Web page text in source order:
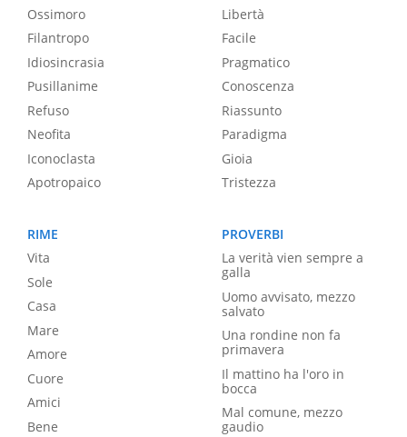
Ossimoro
Filantropo
Idiosincrasia
Pusillanime
Refuso
Neofita
Iconoclasta
Apotropaico
Libertà
Facile
Pragmatico
Conoscenza
Riassunto
Paradigma
Gioia
Tristezza
RIME
Vita
Sole
Casa
Mare
Amore
Cuore
Amici
Bene
PROVERBI
La verità vien sempre a
galla
Uomo avvisato, mezzo
salvato
Una rondine non fa
primavera
Il mattino ha l'oro in
bocca
Mal comune, mezzo
gaudio